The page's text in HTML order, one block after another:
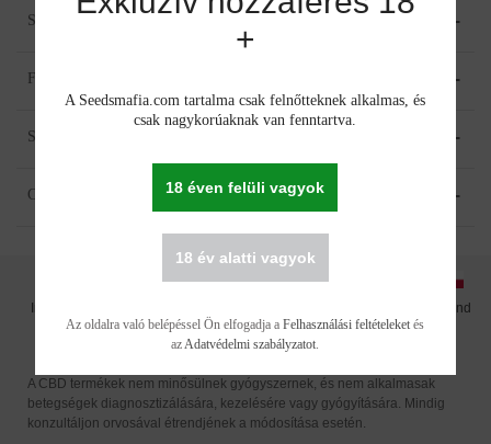
SEEDS MAFIA
FIÓKOM
SUPPORT
COMPANY
Poland
+
A Seedsmafia.com tartalma csak felnőtteknek alkalmas, és
csak nagykorúaknak van fenntartva.
18 éven felüli vagyok
18 év alatti vagyok
Az oldalra való belépéssel Ön elfogadja aFelhasználási feltételeket és
azAdatvédelmi szabályzatot.
A CBD termékek nem minősülnek gyógyszernek, és nem alkalmasak
betegségek diagnosztizálására, kezelésére vagy gyógyítására. Mindig
konzultáljon orvosával étrendjének a módosítása esetén.